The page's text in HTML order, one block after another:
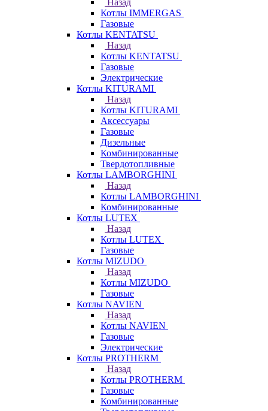
Назад
Котлы IMMERGAS
Газовые
Котлы KENTATSU
Назад
Котлы KENTATSU
Газовые
Электрические
Котлы KITURAMI
Назад
Котлы KITURAMI
Аксессуары
Газовые
Дизельные
Комбинированные
Твердотопливные
Котлы LAMBORGHINI
Назад
Котлы LAMBORGHINI
Комбинированные
Котлы LUTEX
Назад
Котлы LUTEX
Газовые
Котлы MIZUDO
Назад
Котлы MIZUDO
Газовые
Котлы NAVIEN
Назад
Котлы NAVIEN
Газовые
Электрические
Котлы PROTHERM
Назад
Котлы PROTHERM
Газовые
Комбинированные